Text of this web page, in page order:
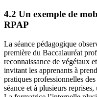
4.2 Un exemple de
RPAP
La séance pédagogique
première du Baccalauréat
reconnaissance de végétaux
invitant les apprenants à
pratiques professionnelles
séance et à plusieurs